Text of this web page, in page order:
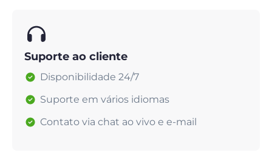
Suporte ao cliente
Disponibilidade 24/7
Suporte em vários idiomas
Contato via chat ao vivo e e-mail